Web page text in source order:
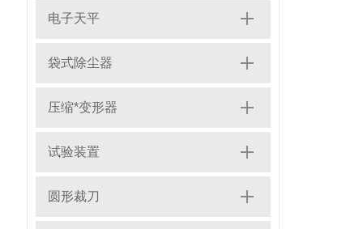
电子天平
袋式除尘器
压缩*变形器
试验装置
圆形裁刀